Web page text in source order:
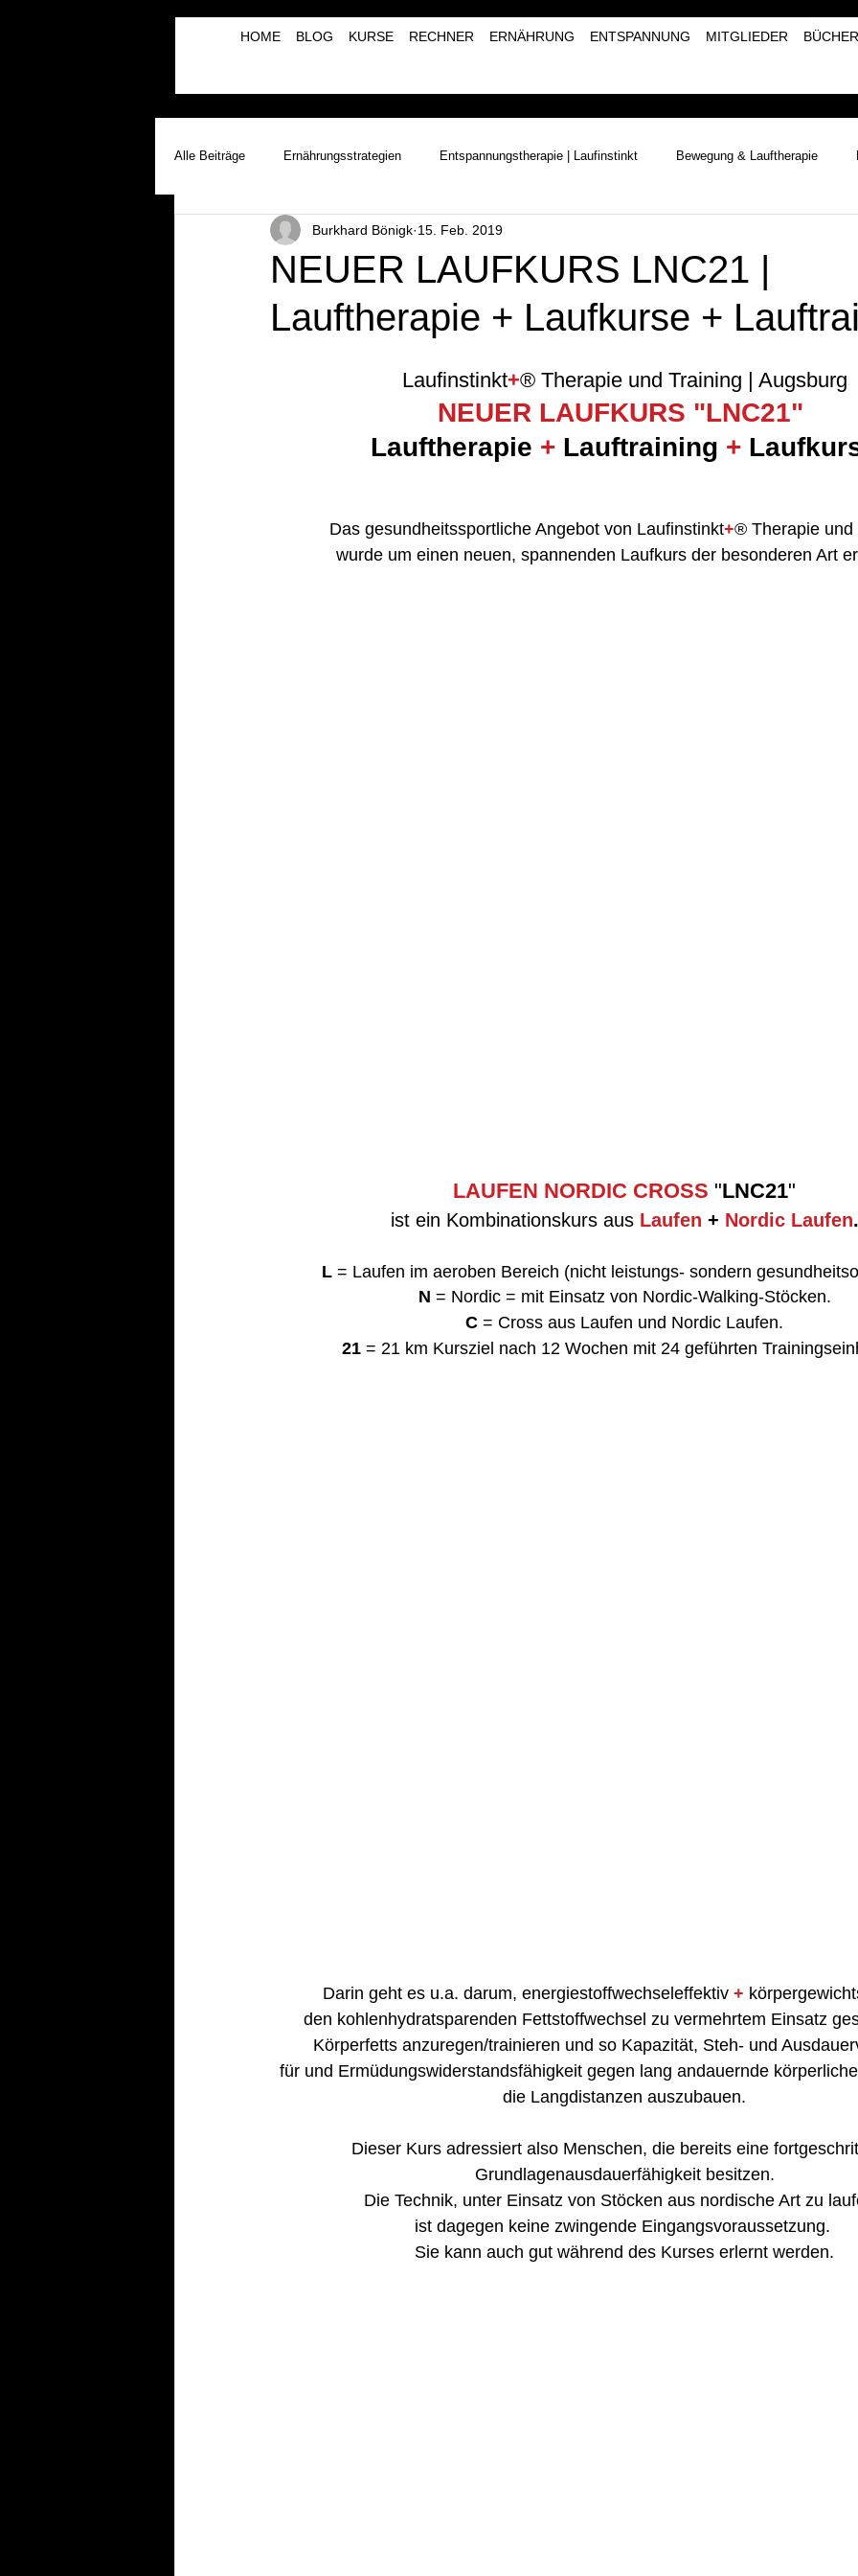
HOME BLOG KURSE RECHNER ERNÄHRUNG ENTSPANNUNG MITGLIEDER
Alle Beiträge Ernährungsstrategien Entspannungstherapie | Laufinstinkt Bewegung & Lauftherapie
Laufinstinkt+® Therapie & Training Naturerlebnisse | Laufinstinkt+®
Lauftherapie+Musiktherapie | λBVRM
NEUER LAUFKURS LNC21 |
Lauftherapie + Laufkurse +
Burkhard Bönigk 15. Feb. 2019
Laufinstinkt+® Therapie und Training | Augsburg
NEUER LAUFKURS "LNC21"
Lauftherapie + Lauftraining +
Das gesundheitssportliche Angebot von Laufinstinkt+® Therapie und
wurde um einen neuen, spannenden Laufkurs der besonderen Art
LAUFEN NORDIC CROSS "LNC21"
ist ein Kombinationskurs aus Laufen + Nordic Laufen.
L = Laufen im aeroben Bereich (nicht leistungs- sondern
N = Nordic = mit Einsatz von Nordic-Walking-Stöcken.
C = Cross aus Laufen und Nordic Laufen.
21 = 21 km Kursziel nach 12 Wochen mit 24 geführten
Darin geht es u.a. darum, energiestoffwechseleffektiv +
den kohlenhydratsparenden Fettstoffwechsel zu vermehrtem Einsatz
Körperfetts anzuregen/trainieren und so Kapazität, Steh- und
für und Ermüdungswiderstandsfähigkeit gegen lang andauernde
die Langdistanzen auszubauen.
Dieser Kurs adressiert also Menschen, die bereits eine
Grundlagenausdauerfähigkeit besitzen.
Die Technik, unter Einsatz von Stöcken aus nordische Art zu
ist dagegen keine zwingende Eingangsvoraussetzung.
Sie kann auch gut während des Kurses erlernt werden.